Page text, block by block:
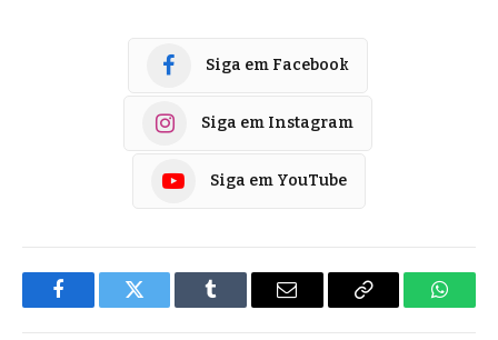
Siga em Facebook
Siga em Instagram
Siga em YouTube
FacebookTwitter Tumblr
E-
Copiar